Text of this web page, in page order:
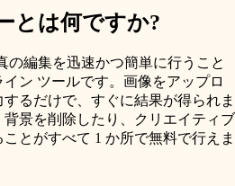
とは何ですか?
の編集を迅速かつ簡単に行うこと
ン ツールです。画像をアップロ
るだけで、すぐに結果が得られま
景を削除したり、クリエイティブ
とがすべて 1 か所で無料で行えま